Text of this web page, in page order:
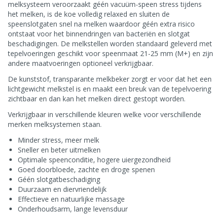
melksysteem veroorzaakt géén vacuüm-speen stress tijdens
het melken, is de koe volledig relaxed en sluiten de
speenslotgaten snel na melken waardoor géén extra risico
ontstaat voor het binnendringen van bacteriën en slotgat
beschadigingen. De melkstellen worden standaard geleverd met
tepelvoeringen geschikt voor speenmaat 21-25 mm (M+) en zijn
andere maatvoeringen optioneel verkrijgbaar.
De kunststof, transparante melkbeker zorgt er voor dat het een
lichtgewicht melkstel is en maakt een breuk van de tepelvoering
zichtbaar en dan kan het melken direct gestopt worden.
Verkrijgbaar in verschillende kleuren welke voor verschillende
merken melksystemen staan.
Minder stress, meer melk
Sneller en beter uitmelken
Optimale speenconditie, hogere uiergezondheid
Goed doorbloede, zachte en droge spenen
Géén slotgatbeschadiging
Duurzaam en diervriendelijk
Effectieve en natuurlijke massage
Onderhoudsarm, lange levensduur